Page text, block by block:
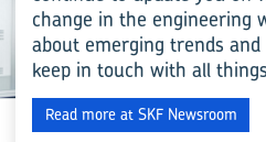
COMPETENCIA EN INGENIERÍA
change in the engineering
about emerging trends
keep in touch with all
Read more at SKF Newsroom